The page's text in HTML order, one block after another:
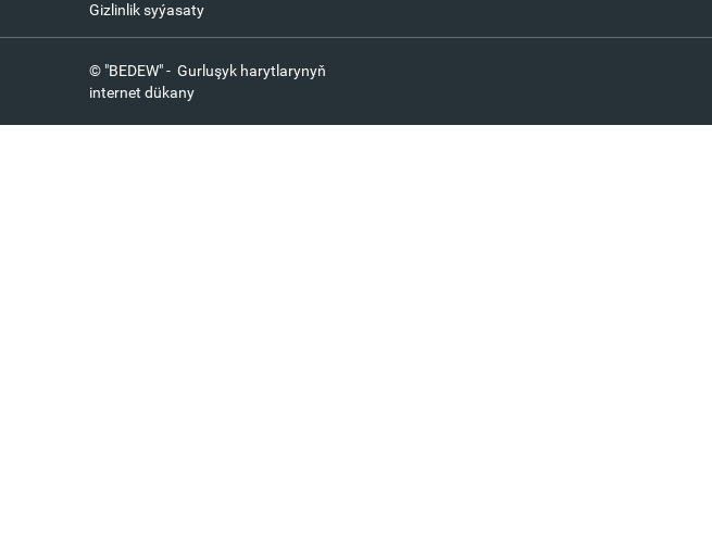
Gizlinlik syýasaty
© "BEDEW" - Gurluşyk harytlarynyň
internet dükany